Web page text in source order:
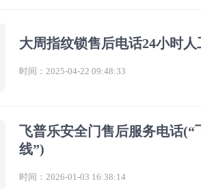
大周指纹锁售后电话24小时人
时间：2025-04-22 09:48:33
飞普乐安全门售后服务电话
线”)
时间：2026-01-03 16:38:14